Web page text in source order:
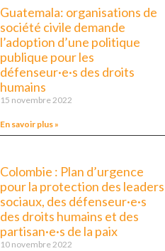
Guatemala: organisations de
société civile demande
l’adoption d’une politique
publique pour les
défenseur·e·s des droits
humains
15 novembre 2022
En savoir plus »
Colombie : Plan d’urgence
pour la protection des leaders
sociaux, des défenseur·e·s
des droits humains et des
partisan·e·s de la paix
10 novembre 2022